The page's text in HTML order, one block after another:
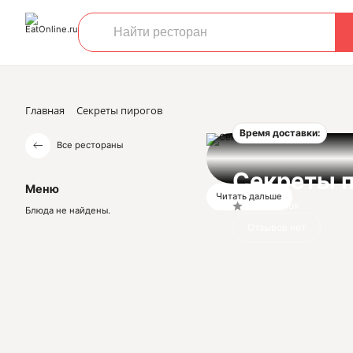
Главная Секреты пирогов
Все рестораны
Меню
Блюда не найдены.
Время доставки:
Секреты
Читать дальше